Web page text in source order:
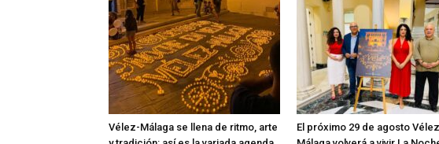
Vélez-Málaga se llena de ritmo, arte
El próximo 29 de agosto